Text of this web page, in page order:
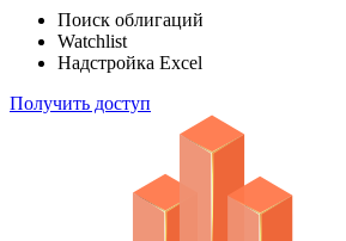
Поиск облигаций
Watchlist
Надстройка Excel
Получить доступ